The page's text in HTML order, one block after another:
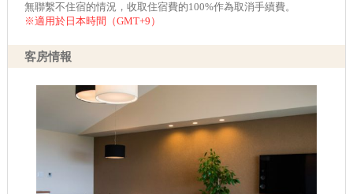
無聯繫不住宿的情況，收取住宿費的100%作為取消手續費。
※適用於日本時間（GMT+9）
客房情報